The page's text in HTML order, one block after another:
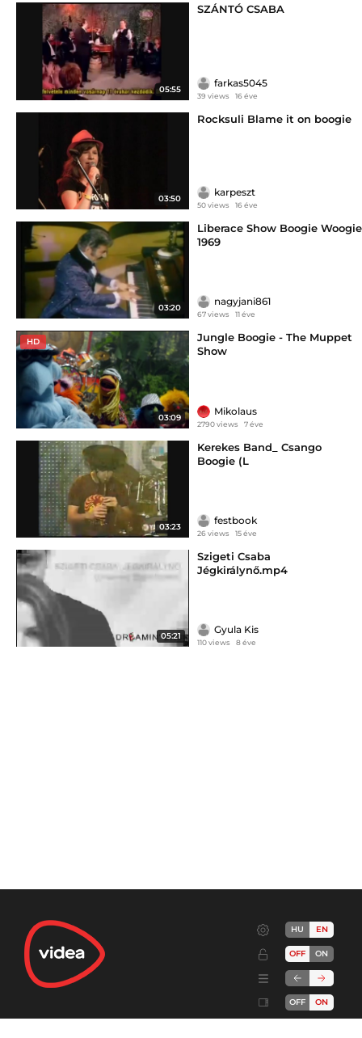
05:55
SZÁNTÓ CSABA
farkas5045
39 views 16 éve
03:50
Rocksuli Blame it on boogie
karpeszt
50 views 16 éve
03:20
Liberace Show Boogie Woogie
1969
nagyjani861
67 views 11 éve
HD
03:09
Jungle Boogie - The Muppet
Show
Mikolaus
2790 views 7 éve
03:23
Kerekes Band_ Csango
Boogie (L
festbook
26 views 15 éve
05:21
Szigeti Csaba
Jégkirálynő.mp4
Gyula Kis
110 views 8 éve
HU EN
OFF ON
OFF ON